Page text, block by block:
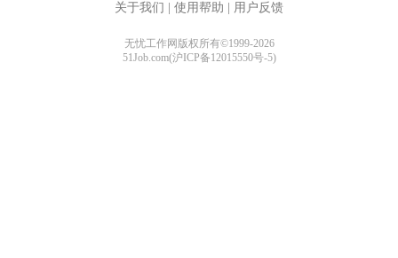
关于我们 使用帮助 用户反馈
无忧工作网版权所有©1999-2026
51Job.com(沪ICP备12015550号-5)